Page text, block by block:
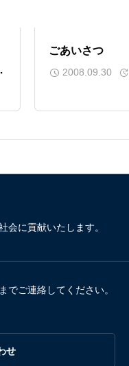
ごあいさつ
2008.09.30
会に貢献いたします。
でご連絡してください。
せ